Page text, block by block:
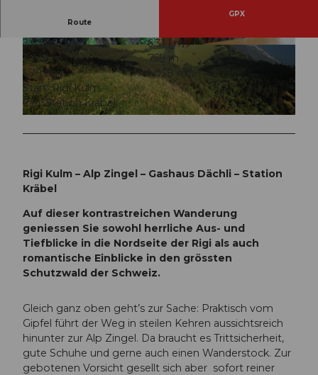
© Gäste-Service Rigi, Gäste-Service Rigi, BENU
TZER1
© Gäste-Service Rigi, Gäste-Service Rigi, BENU
Route
GPX
2:05 h
6,31 km
1.038 m
759 m
1.797 m
1.038 m
Start: Rigi Kulm
Ziel: Station Kräbel
Rigi Kulm – Alp Zingel – Gashaus Dächli – Station
Kräbel
Auf dieser kontrastreichen Wanderung
geniessen Sie sowohl herrliche Aus- und
Tiefblicke in die Nordseite der Rigi als auch
romantische Einblicke in den grössten
Schutzwald der Schweiz.
Gleich ganz oben geht’s zur Sache: Praktisch vom
Gipfel führt der Weg in steilen Kehren aussichtsreich
hinunter zur Alp Zingel. Da braucht es Trittsicherheit,
gute Schuhe und gerne auch einen Wanderstock. Zur
gebotenen Vorsicht gesellt sich aber sofort reiner